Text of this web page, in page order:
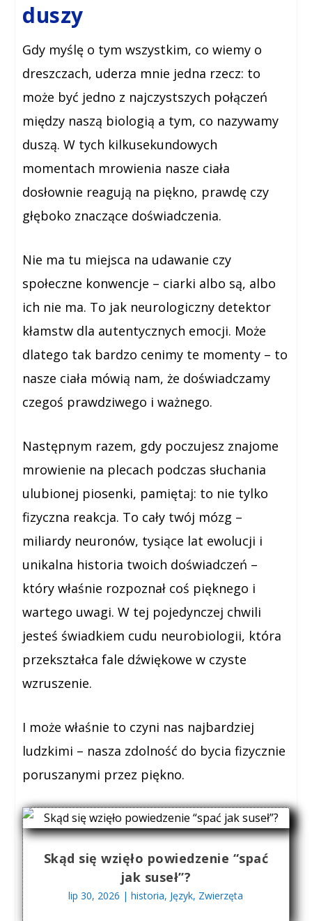
duszy
Gdy myślę o tym wszystkim, co wiemy o
dreszczach, uderza mnie jedna rzecz: to
może być jedno z najczystszych połączeń
między naszą biologią a tym, co nazywamy
duszą. W tych kilkusekundowych
momentach mrowienia nasze ciała
dosłownie reagują na piękno, prawdę czy
głęboko znaczące doświadczenia.
Nie ma tu miejsca na udawanie czy
społeczne konwencje – ciarki albo są, albo
ich nie ma. To jak neurologiczny detektor
kłamstw dla autentycznych emocji. Może
dlatego tak bardzo cenimy te momenty – to
nasze ciała mówią nam, że doświadczamy
czegoś prawdziwego i ważnego.
Następnym razem, gdy poczujesz znajome
mrowienie na plecach podczas słuchania
ulubionej piosenki, pamiętaj: to nie tylko
fizyczna reakcja. To cały twój mózg –
miliardy neuronów, tysiące lat ewolucji i
unikalna historia twoich doświadczeń –
który właśnie rozpoznał coś pięknego i
wartego uwagi. W tej pojedynczej chwili
jesteś świadkiem cudu neurobiologii, która
przekształca fale dźwiękowe w czyste
wzruszenie.
I może właśnie to czyni nas najbardziej
ludzkimi – nasza zdolność do bycia fizycznie
poruszanymi przez piękno.
Skąd się wzięło powiedzenie “spać
jak suseł”?
lip 30, 2026 |historia, Język, Zwierzęta